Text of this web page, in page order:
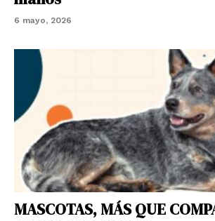
6 mayo, 2026
MASCOTAS, MÁS QUE